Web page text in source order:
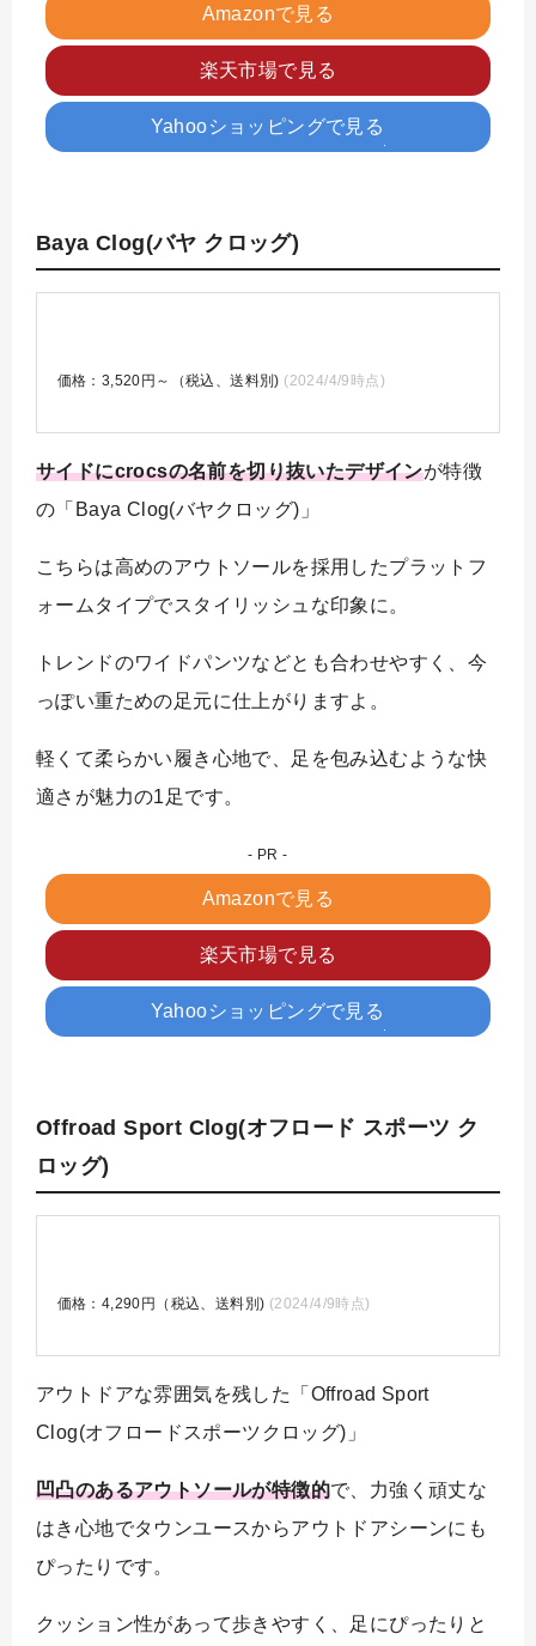
Amazonで見る
楽天市場で見る
Yahooショッピングで見る
Baya Clog(バヤ クロッグ)
価格：3,520円～（税込、送料別) (2024/4/9時点)
サイドにcrocsの名前を切り抜いたデザインが特徴
の「Baya Clog(バヤクロッグ)」
こちらは高めのアウトソールを採用したプラットフ
ォームタイプでスタイリッシュな印象に。
トレンドのワイドパンツなどとも合わせやすく、今
っぽい重ための足元に仕上がりますよ。
軽くて柔らかい履き心地で、足を包み込むような快
適さが魅力の1足です。
Amazonで見る
楽天市場で見る
Yahooショッピングで見る
Offroad Sport Clog(オフロード スポーツ ク
ロッグ)
価格：4,290円（税込、送料別) (2024/4/9時点)
アウトドアな雰囲気を残した「Offroad Sport
Clog(オフロードスポーツクロッグ)」
凹凸のあるアウトソールが特徴的で、力強く頑丈な
はき心地でタウンユースからアウトドアシーンにも
ぴったりです。
クッション性があって歩きやすく、足にぴったりと